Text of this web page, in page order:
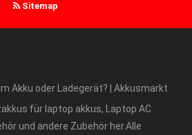
Sitemap
Akku oder Ladegerät? | Akkusmarkt
für laptop akkus, Laptop AC
und andere Zubehör her.Alle